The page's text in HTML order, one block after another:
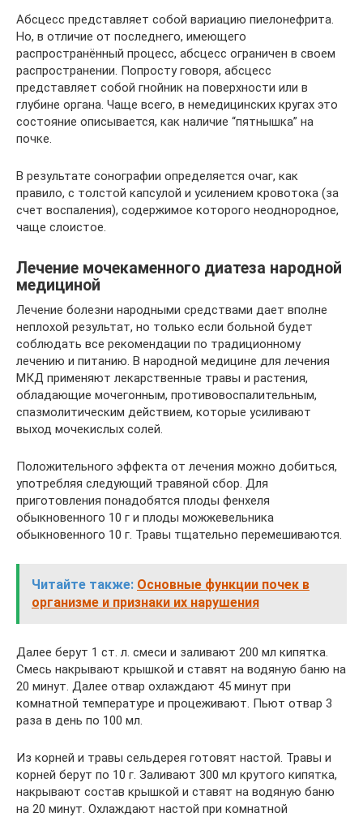
Абсцесс представляет собой вариацию пиелонефрита.
Но, в отличие от последнего, имеющего
распространённый процесс, абсцесс ограничен в своем
распространении. Попросту говоря, абсцесс
представляет собой гнойник на поверхности или в
глубине органа. Чаще всего, в немедицинских кругах это
состояние описывается, как наличие “пятнышка” на
почке.
В результате сонографии определяется очаг, как
правило, с толстой капсулой и усилением кровотока (за
счет воспаления), содержимое которого неоднородное,
чаще слоистое.
Лечение мочекаменного диатеза народной
медициной
Лечение болезни народными средствами дает вполне
неплохой результат, но только если больной будет
соблюдать все рекомендации по традиционному
лечению и питанию. В народной медицине для лечения
МКД применяют лекарственные травы и растения,
обладающие мочегонным, противовоспалительным,
спазмолитическим действием, которые усиливают
выход мочекислых солей.
Положительного эффекта от лечения можно добиться,
употребляя следующий травяной сбор. Для
приготовления понадобятся плоды фенхеля
обыкновенного 10 г и плоды можжевельника
обыкновенного 10 г. Травы тщательно перемешиваются.
Читайте также: Основные функции почек в
организме и признаки их нарушения
Далее берут 1 ст. л. смеси и заливают 200 мл кипятка.
Смесь накрывают крышкой и ставят на водяную баню на
20 минут. Далее отвар охлаждают 45 минут при
комнатной температуре и процеживают. Пьют отвар 3
раза в день по 100 мл.
Из корней и травы сельдерея готовят настой. Травы и
корней берут по 10 г. Заливают 300 мл крутого кипятка,
накрывают состав крышкой и ставят на водяную баню
на 20 минут. Охлаждают настой при комнатной